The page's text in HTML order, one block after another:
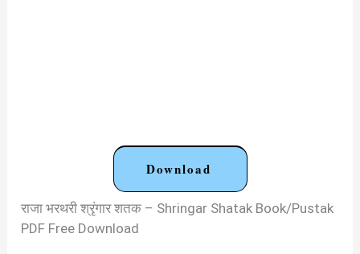
Download
राजा भरथरी श्रृंगार शतक – Shringar Shatak Book/Pustak
PDF Free Download